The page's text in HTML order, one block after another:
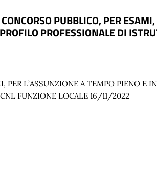
PUBBLICO, PER
PROFESSIONALE DI
PER L’ASSUNZIONE A TEMPO PIENO E
FUNZIONE LOCALE 16/11/2022